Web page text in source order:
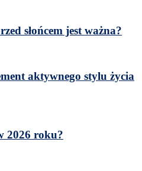
słońcem jest ważna?
aktywnego stylu życia
2026 roku?